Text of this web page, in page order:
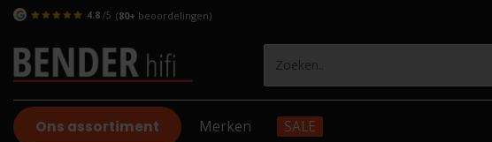
4.8 /5 (80+ beoordelingen)
Ons assortiment Merken SALE